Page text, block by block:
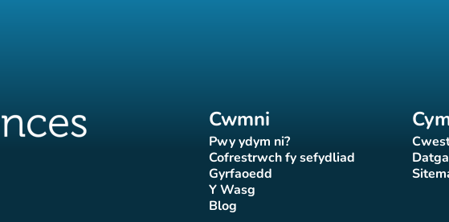
Cwmni
Pwy ydym ni?
(tab newydd)
Cofrestrwch fy sefydliad
(tab newydd)
Gyrfaoedd(tab newydd)
Y Wasg(tab newydd)
Blog(tab newydd)